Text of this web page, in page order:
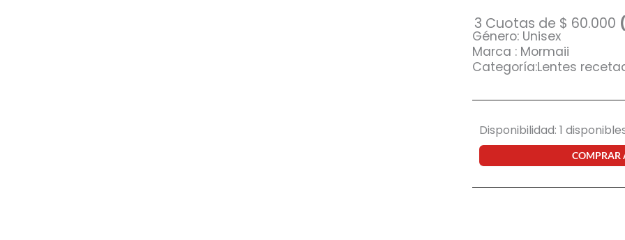
3 Cuotas de $ 60.000
Género: Unisex
Marca : Mormaii
Categoría:Lentes
Disponibilidad: 1
Armazón
Mormaii
01
cantidad
COMPRAR